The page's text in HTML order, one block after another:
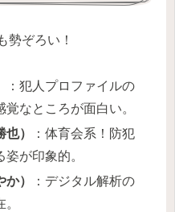
勢ぞろい！
：犯人プロファイルの
なところが面白い。
）
：体育会系！防犯
が印象的。
）
：デジタル解析の